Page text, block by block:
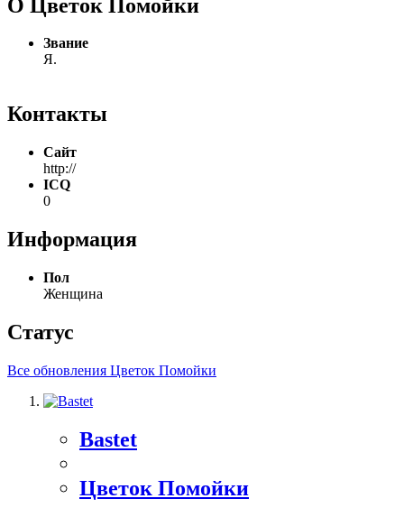
О Цветок Помойки
Звание
Я.
Контакты
Сайт
http://
ICQ
0
Информация
Пол
Женщина
Статус
Все обновления Цветок Помойки
Bastet
Цветок Помойки